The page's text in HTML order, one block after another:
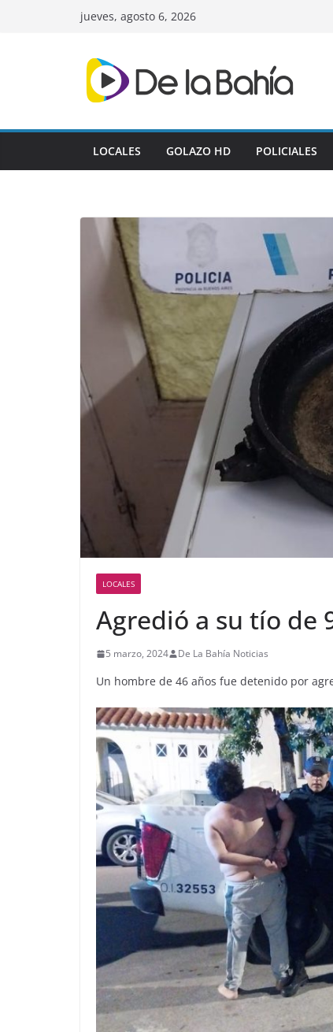
jueves, agosto 6, 2026
LOCALES GOLAZO HD POLICIALES
LOCALES
Agredió a su tío de
5 marzo, 2024 De La Bahía Noticias
Un hombre de 46 años fue detenido por